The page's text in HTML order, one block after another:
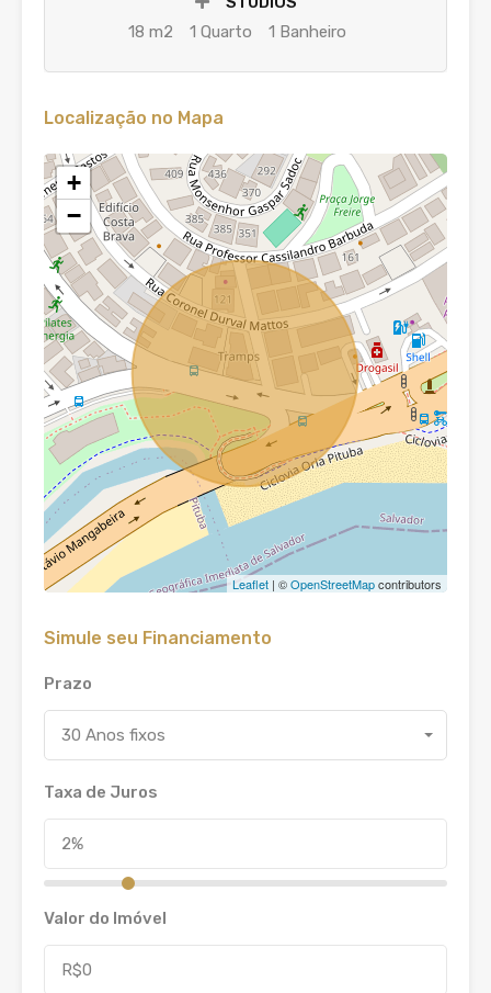
18 m2
1 Quarto 1 Banheiro
Localização no Mapa
+
−
Leaflet | ©OpenStreetMapcontributors
Simule seu Financiamento
Prazo
30 Anos fixos
Taxa de Juros
Valor do Imóvel